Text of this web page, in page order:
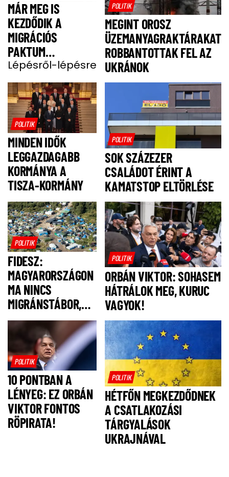
MÁR MEG IS
KEZDŐDIK A
MIGRÁCIÓS
PAKTUM
BEVEZETÉSE
Lépésről-lépésre
POLITIK
MEGINT OROSZ
ÜZEMANYAGRAKTÁRAKAT
ROBBANTOTTAK FEL AZ
UKRÁNOK
POLITIK
MINDEN IDŐK
LEGGAZDAGABB
KORMÁNYA A
TISZA-KORMÁNY
POLITIK
SOK SZÁZEZER
CSALÁDOT ÉRINT A
KAMATSTOP ELTÖRLÉSE
POLITIK
FIDESZ:
MAGYARORSZÁGON
MA NINCS
MIGRÁNSTÁBOR,
FELSZÓLÍTJUK
MAGYAR PÉTERT,
HOGY NE IS
LEGYEN!
POLITIK
ORBÁN VIKTOR: SOHASEM
HÁTRÁLOK MEG, KURUC
VAGYOK!
POLITIK
10 PONTBAN A
LÉNYEG: EZ ORBÁN
VIKTOR FONTOS
RÖPIRATA!
POLITIK
HÉTFŐN MEGKEZDŐDNEK
A CSATLAKOZÁSI
TÁRGYALÁSOK
UKRAJNÁVAL